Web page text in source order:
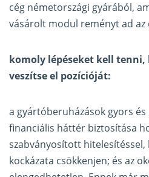
cég németországi gyárából,
vásárolt modul reményt ad
komoly lépéseket kell tenni,
veszítse el pozícióját:
a gyártóberuházások gyors
financiális háttér biztosítása
szabványosított hitelesítéssel,
kockázata csökkenjen; és az